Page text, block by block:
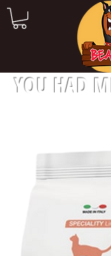
YOU HAD